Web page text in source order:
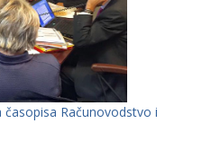
Računovodstvo i